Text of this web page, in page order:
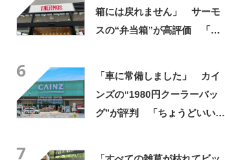
箱には戻れません」 サーモ
スの“弁当箱”が高評価 「想
6
「車に常備しました」 カイ
ンズの“1980円クーラーバッ
グ”が評判 「ちょうどいい大
7